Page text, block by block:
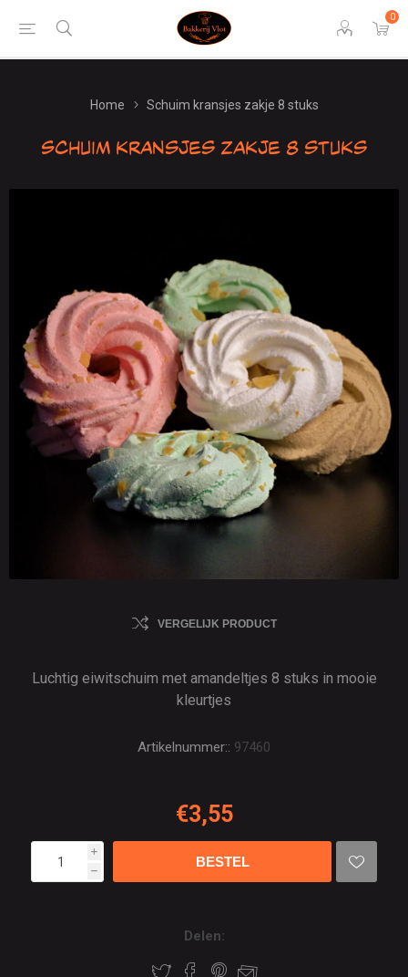
0
Home Schuim kransjes zakje 8 stuks
Schuim kransjes zakje 8 stuks
VERGELIJK PRODUCT
Luchtig eiwitschuim met amandeltjes 8 stuks in mooie
kleurtjes
Artikelnummer:: 97460
€3,55
i
h
Delen: